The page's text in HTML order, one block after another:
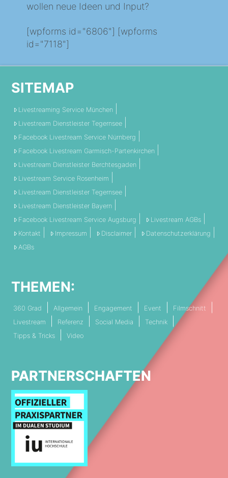
wollen neue Ideen und Input?
[wpforms id="6806"] [wpforms
id="7118"]
SITEMAP
Livestreaming Service München
Livestream Dienstleister Tegernsee
Facebook Livestream Service Nürnberg
Facebook Livestream Garmisch-Partenkirchen
Livestream Dienstleister Berchtesgaden
Livestream Service Rosenheim
Livestream Dienstleister Tegernsee
Livestream Dienstleister Bayern
Facebook Livestream Service Augsburg
Livestream AGBs
Kontakt
Impressum Disclaimer
Datenschutzerklärung
AGBs
THEMEN:
360 Grad Allgemein Engagement Event
Filmschnitt
Livestream
Referenz Social Media
Technik
Tipps & Tricks
Video
PARTNERSCHAFTEN